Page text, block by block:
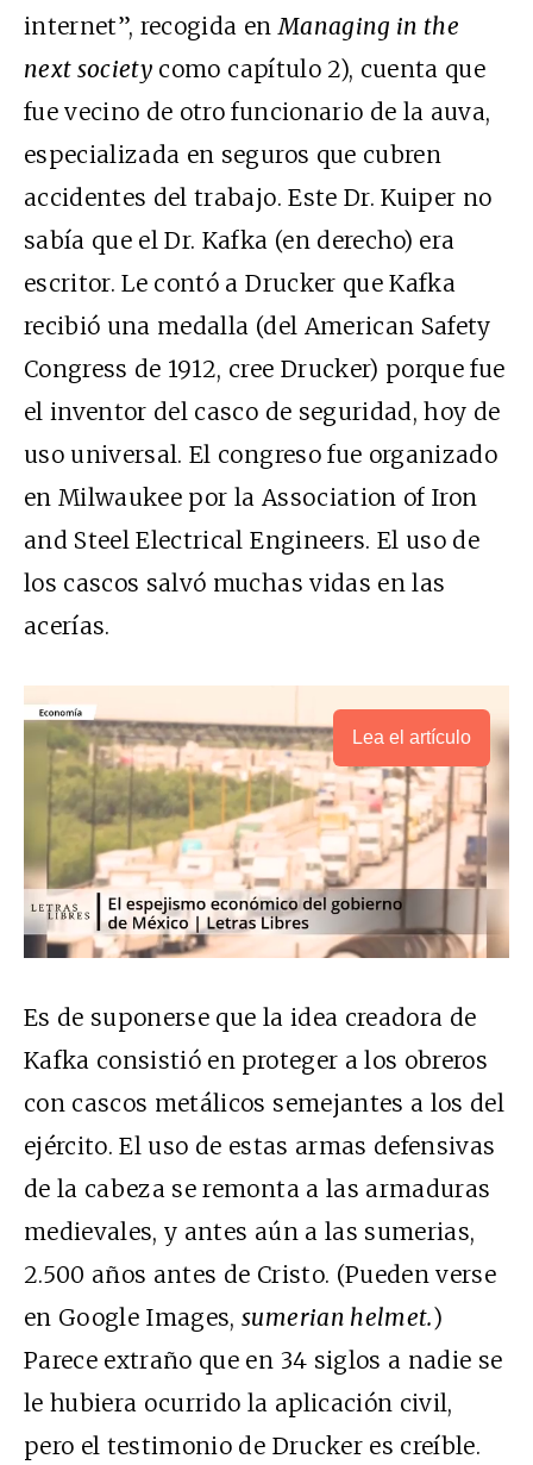
internet”, recogida en Managing in the
next society como capítulo 2), cuenta que
fue vecino de otro funcionario de la auva,
especializada en seguros que cubren
accidentes del trabajo. Este Dr. Kuiper no
sabía que el Dr. Kafka (en derecho) era
escritor. Le contó a Drucker que Kafka
recibió una medalla (del American Safety
Congress de 1912, cree Drucker) porque fue
el inventor del casco de seguridad, hoy de
uso universal. El congreso fue organizado
en Milwaukee por la Association of Iron
and Steel Electrical Engineers. El uso de
los cascos salvó muchas vidas en las
acerías.
Lea el artículo
Es de suponerse que la idea creadora de
Kafka consistió en proteger a los obreros
con cascos metálicos semejantes a los del
ejército. El uso de estas armas defensivas
de la cabeza se remonta a las armaduras
medievales, y antes aún a las sumerias,
2.500 años antes de Cristo. (Pueden verse
en Google Images,sumerian helmet.)
Parece extraño que en 34 siglos a nadie se
le hubiera ocurrido la aplicación civil,
pero el testimonio de Drucker es creíble.